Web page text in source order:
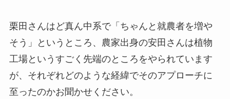
栗田さんはど真ん中系で「ちゃんと就農者を増や
そう」というところ、農家出身の安田さんは植物
工場というすごく先端のところをやられています
が、それぞれどのような経緯でそのアプローチに
至ったのかお聞かせください。